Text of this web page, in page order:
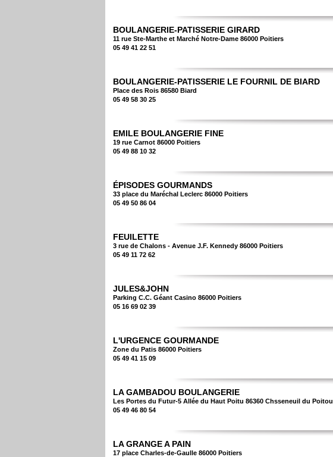
BOULANGERIE-PATISSERIE GIRARD
11 rue Ste-Marthe et Marché Notre-Dame 86000 Poitiers
05 49 41 22 51
BOULANGERIE-PATISSERIE LE FOURNIL DE BIARD
Place des Rois 86580 Biard
05 49 58 30 25
EMILE BOULANGERIE FINE
19 rue Carnot 86000 Poitiers
05 49 88 10 32
ÉPISODES GOURMANDS
33 place du Maréchal Leclerc 86000 Poitiers
05 49 50 86 04
FEUILETTE
3 rue de Chalons - Avenue J.F. Kennedy 86000 Poitiers
05 49 11 72 62
JULES&JOHN
Parking C.C. Géant Casino 86000 Poitiers
05 16 69 02 39
L'URGENCE GOURMANDE
Zone du Patis 86000 Poitiers
05 49 41 15 09
LA GAMBADOU BOULANGERIE
Les Portes du Futur-5 Allée du Haut Poitu 86360 Chsseneuil du Poitou
05 49 46 80 54
LA GRANGE A PAIN
17 place Charles-de-Gaulle 86000 Poitiers